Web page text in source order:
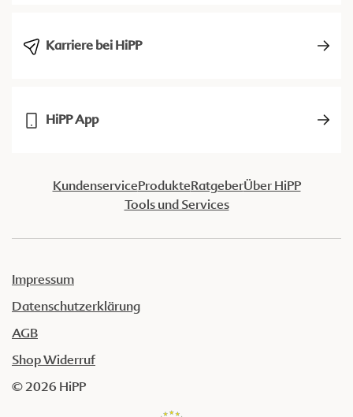
Karriere bei HiPP
HiPP App
KundenserviceProdukteRatgeberÜber HiPP
Tools und Services
Impressum
Datenschutzerklärung
AGB
Shop Widerruf
© 2026 HiPP